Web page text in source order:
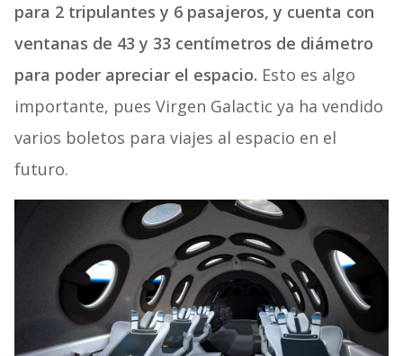
para 2 tripulantes y 6 pasajeros, y cuenta con
ventanas de 43 y 33 centímetros de diámetro
para poder apreciar el espacio. Esto es algo
importante, pues Virgen Galactic ya ha vendido
varios boletos para viajes al espacio en el
futuro.